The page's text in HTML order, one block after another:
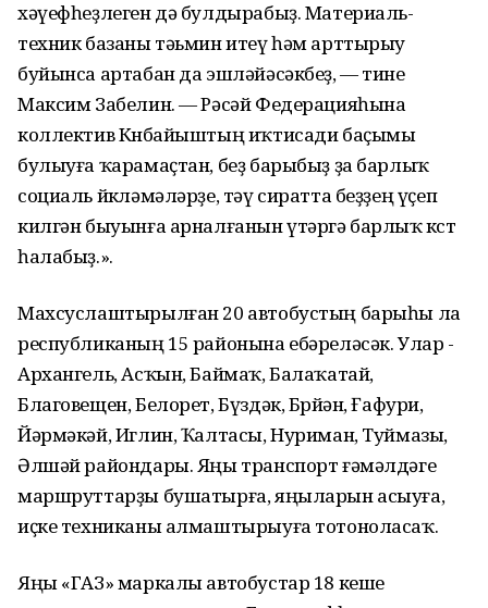
хәүефһеҙлеген дә булдырабыҙ. Материаль-
техник базаны тәьмин итеү һәм арттырыу
буйынса артабан да эшләйәсәкбеҙ, — тине
Максим Забелин. — Рәсәй Федерацияһына
коллектив Көнбайыштың иҡтисади баҫымы
булыуға ҡарамаҫтан, беҙ барыбыҙ ҙа барлыҡ
социаль йөкләмәләрҙе, тәү сиратта беҙҙең үҫеп
килгән быуынға арналғанын үтәргә барлыҡ көстө
һалабыҙ.».
Махсуслаштырылған 20 автобустың барыһы ла
республиканың 15 районына ебәреләсәк. Улар -
Архангель, Асҡын, Баймаҡ, Балаҡатай,
Благовещен, Белорет, Бүздәк, Бөрйән, Ғафури,
Йәрмәкәй, Иглин, Ҡалтасы, Нуриман, Туймазы,
Әлшәй райондары. Яңы транспорт ғәмәлдәге
маршруттарҙы бушатырға, яңыларын асыуға,
иҫке техниканы алмаштырыуға тотоноласаҡ.
Яңы «ГАЗ» маркалы автобустар 18 кеше